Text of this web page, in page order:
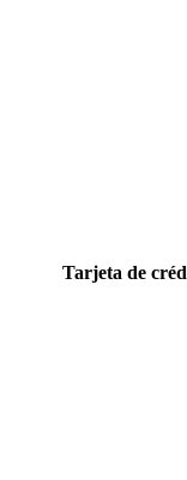
Tarjeta de